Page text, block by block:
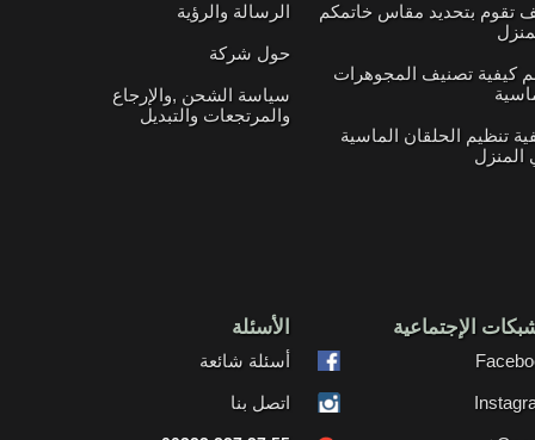
الرسالة والرؤية
حول شركة
سياسة الشحن ,والإرجاع
والمرتجعات والتبديل
تقوم بتحديد مقاس خاتمكم
كيفية تصنيف المجوهرات
تنظيم الحلقان الماسية
المنزل
الأسئلة
أسئلة شائعة
اتصل بنا
الإجتماعية